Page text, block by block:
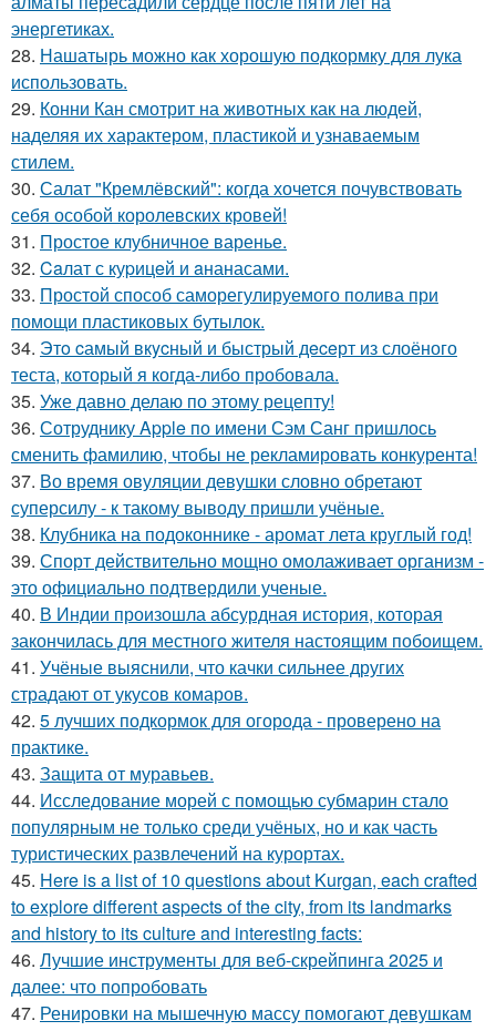
энергетиках.
28. Нашатырь можно как хорошую подкормку для лука
использовать.
29. Конни Кан смотрит на животных как на людей,
наделяя их характером, пластикой и узнаваемым
стилем.
30. Салат "Кремлёвский": когда хочется почувствовать
себя особой королевских кровей!
31. Простое клубничное варенье.
32. Caлат с куpицeй и aнанасами.
33. Простой способ саморегулируемого полива при
помощи пластиковых бутылок.
34. Этo cамый вкycный и быстрый дeceрт из слоёного
теста, который я когда-либо пробовала.
35. Уже давно делаю по этому рецепту!
36. Сотруднику Apple по имени Сэм Санг пришлось
сменить фамилию, чтобы не рекламировать конкурента!
37. Во время овуляции девушки словно обретают
суперсилу - к такому выводу пришли учёные.
38. Клубника на подоконнике - аромат лета круглый год!
39. Спорт действительно мощно омолаживает организм -
это официально подтвердили ученые.
40. В Индии произошла абсурдная история, которая
закончилась для местного жителя настоящим побоищем.
41. Учёные выяснили, что качки сильнее других
страдают от укусов комаров.
42. 5 лучших подкормок для огорода - проверено на
практике.
43. Защита от муравьев.
44. Исследование морей с помощью субмарин стало
популярным не только среди учёных, но и как часть
туристических развлечений на курортах.
45. Here is a list of 10 questions about Kurgan, each crafted
to explore different aspects of the city, from its landmarks
and history to its culture and interesting facts:
46. Лучшие инструменты для веб-скрейпинга 2025 и
далее: что попробовать
47. Ренировки на мышечную массу помогают девушкам